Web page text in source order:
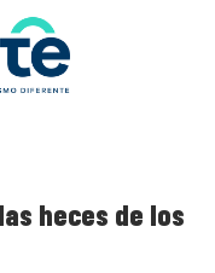
heces de los